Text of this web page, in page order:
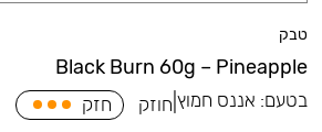
טבק
Black Burn 60g – Pineapple
בטעם: אננס חמוץ חוזק חזק